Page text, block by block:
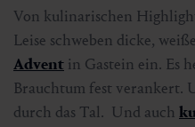
Von kulinarischen
Leise schweben dicke,
Advent in Gastein ein. Es
Brauchtum fest verankert.
durch das Tal. Und auch